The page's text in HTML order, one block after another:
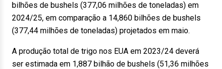
bilhões de bushels (377,06 milhões de toneladas) em
2024/25, em comparação a 14,860 bilhões de bushels
(377,44 milhões de toneladas) projetados em maio.
A produção total de trigo nos EUA em 2023/24 deverá
ser estimada em 1,887 bilhão de bushels (51,36 milhões